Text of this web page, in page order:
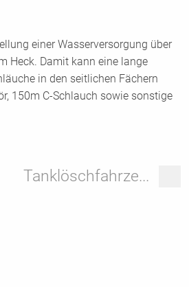
einer Wasserversorgung über
Heck. Damit kann eine lange
in den seitlichen Fächern
150m C-Schlauch sowie sonstige
Tanklöschfahrze...